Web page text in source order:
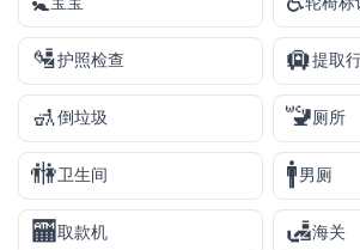
🛂护照检查 🛄提取
🚮倒垃圾 🚾厕所
🚻卫生间 🚹男厕
🏧取款机 🛃海关